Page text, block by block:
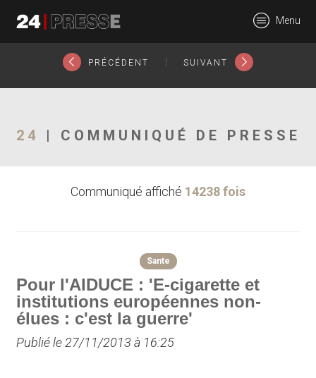
24Presse -
Communiqués de
Menu
PRÉCÉDENT SUIVANT
24 | COMMUNIQUÉ DE PRESSE
Communiqué affiché 14238 fois
Sante
Pour l'AIDUCE : 'E-cigarette et
institutions européennes non-
élues : c'est la guerre'
Publié le 27/11/2013 à 16:25